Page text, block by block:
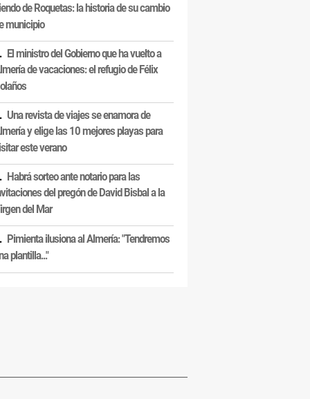
de Roquetas: la historia de su cambio
municipio
El ministro del Gobierno que ha vuelto a
de vacaciones: el refugio de Félix
Una revista de viajes se enamora de
y elige las 10 mejores playas para
este verano
Habrá sorteo ante notario para las
del pregón de David Bisbal a la
del Mar
Pimienta ilusiona al Almería: "Tendremos
plantilla..."